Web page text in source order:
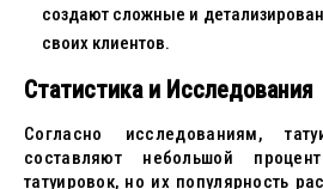
создают сложные и
своих клиентов.
Статистика и Исследования
Согласно исследованиям,
составляют небольшой
татуировок, но их популярность